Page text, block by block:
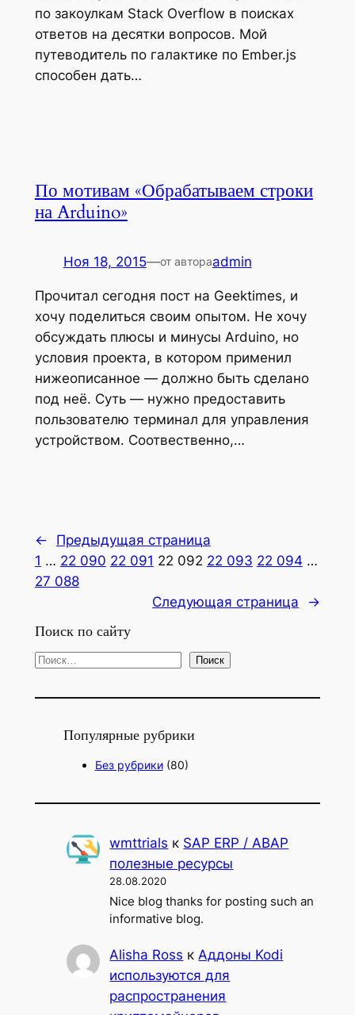
по закоулкам Stack Overflow в поисках
ответов на десятки вопросов. Мой
путеводитель по галактике по Ember.js
способен дать…
По мотивам «Обрабатываем строки
на Arduino»
Ноя 18, 2015—от автораadmin
Прочитал сегодня пост на Geektimes, и
хочу поделиться своим опытом. Не хочу
обсуждать плюсы и минусы Arduino, но
условия проекта, в котором применил
нижеописанное — должно быть сделано
под неё. Суть — нужно предоставить
пользователю терминал для управления
устройством. Соотвественно,…
←
Предыдущая страница
1 … 22 090 22 091 22 092 22 093 22 094 …
27 088
Следующая страница
→
Поиск по сайту
П
и
Поиск
Популярные рубрики
Без рубрики(80)
wmttrials к SAP ERP / ABAP
полезные ресурсы
28.08.2020
Nice blog thanks for posting such an
informative blog.
Alisha Ross кАддоны Kodi
используются для
распространения